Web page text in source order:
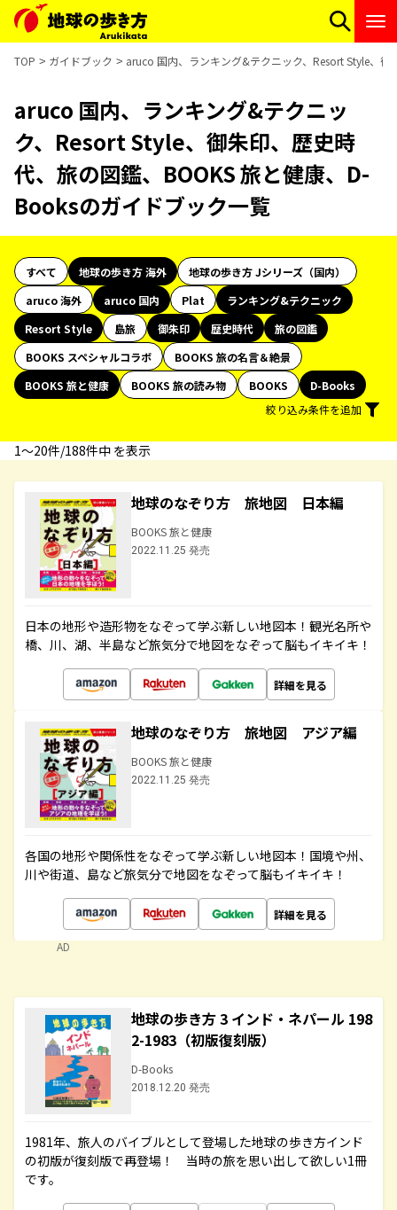
TOP ガイドブック aruco 国内、ランキング&テクニック、Resort Style、
aruco 国内、ランキング&テクニッ
ク、Resort Style、御朱印、歴史時
代、旅の図鑑、BOOKS 旅と健康、D-
Booksのガイドブック一覧
すべて 地球の歩き方 海外
地球の歩き方 Jシリーズ（国内）
aruco 海外
aruco 国内 Plat
ランキング&テクニック
Resort Style
島旅 御朱印 歴史時代
旅の図鑑
BOOKS スペシャルコラボ
BOOKS 旅の名言＆絶景
BOOKS 旅と健康
BOOKS 旅の読み物 BOOKS
D-Books
絞り込み条件を追加
1〜20件/188件中 を表示
地球のなぞり方 旅地図 日本編
BOOKS 旅と健康
2022.11.25 発売
日本の地形や造形物をなぞって学ぶ新しい地図本！観光名所や
橋、川、湖、半島など旅気分で地図をなぞって脳もイキイキ！
詳細を見る
地球のなぞり方 旅地図 アジア編
BOOKS 旅と健康
2022.11.25 発売
各国の地形や関係性をなぞって学ぶ新しい地図本！国境や州、
川や街道、島など旅気分で地図をなぞって脳もイキイキ！
詳細を見る
AD
地球の歩き方 3 インド・ネパール 198
2-1983（初版復刻版）
D-Books
2018.12.20 発売
1981年、旅人のバイブルとして登場した地球の歩き方インド
の初版が復刻版で再登場！ 当時の旅を思い出して欲しい1冊
です。